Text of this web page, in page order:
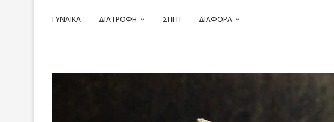
ΓΥΝΑΙΚΑ ΔΙΑΤΡΟΦΗ ΣΠΙΤΙ ΔΙΑΦΟΡΑ